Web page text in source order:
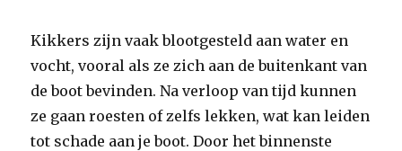
Kikkers zijn vaak blootgesteld aan water en
vocht, vooral als ze zich aan de buitenkant van
de boot bevinden. Na verloop van tijd kunnen
ze gaan roesten of zelfs lekken, wat kan leiden
tot schade aan je boot. Door het binnenste